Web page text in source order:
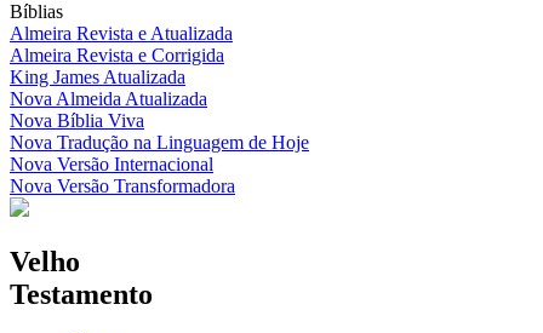
Bíblias
Almeira Revista e Atualizada
Almeira Revista e Corrigida
King James Atualizada
Nova Almeida Atualizada
Nova Bíblia Viva
Nova Tradução na Linguagem de Hoje
Nova Versão Internacional
Nova Versão Transformadora
Velho
Testamento